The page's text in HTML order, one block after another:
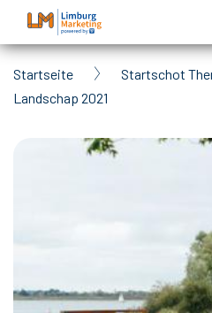
main
content
Breadcrumb
Startseite
Startschot
Landschap 2021